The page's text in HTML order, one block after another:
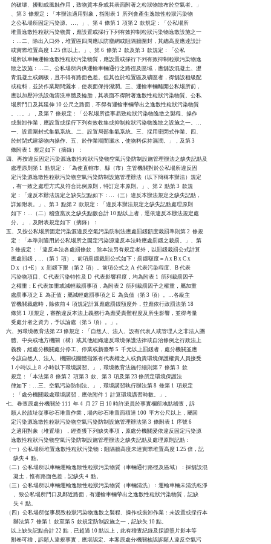
    的破壞、擾動或風蝕作用，致物質本身或其表面附著之粒狀物散布於空氣者。」
    、第 3  條規定：「本辦法適用對象，指附表 1  所列會產生逸散性粒狀污染物
    之公私場所固定污染源。…。」、第 4  條第 1  項第 2  款規定：「公私場所
    堆置逸散性粒狀污染物質，應設置或採行下列有效抑制粒狀污染物逸散設施之一
    ：…二、除出入口外，堆置區四周應以防塵網或阻隔牆圍封，其總高度應達設計
    或實際堆置高度 1.25 倍以上。」、第 6  條第 2  款及第 3  款規定：「公私
    場所以車輛運輸逸散性粒狀污染物質，應設置或採行下列有效抑制粒狀污染物逸
    散之設施：…二、公私場所內供運輸車輛通行之路徑及區域，應舖設混凝土、瀝
    青混凝土或鋼板，且不得有路面色差。但其位於堆置區及礦區者，得舖設粗級配
    或粒料，並於作業期間灑水，使表面保持濕潤。三、運輸車輛離開公私場所前，
    應以加壓沖洗設備清洗車體及輪胎，其表面不得附著逸散性粒狀污染物質。公私
    場所門口及其延伸 10 公尺之路面，不得有運輸車輛帶出之逸散性粒狀污染物質
    。…。」，及第 7  條規定：「公私場所從事易致粒狀污染物逸散之製程、操作
    或裝卸作業，應設置或採行下列有效收集或抑制粒狀污染物逸散之設施之一。…
    一、設置圍封式集氣系統。二、設置局部集氣系統。三、採用密閉式作業。四、
    於封閉式建築物內操作。五、於作業期間灑水，使物料保持濕潤。」，及第 3
    條附表 1  規定如下（摘錄）：
四、再按違反固定污染源逸散性粒狀污染物空氣污染防制設施管理辦法之缺失記點及
    處理原則第 1  點規定：「為使直轄市、縣（市）主管機關對於公私場所違反固
    定污染源逸散性粒狀污染物空氣污染防制設施管理辦法（以下簡稱本辦法）規定
    ，有一致之處理方式及符合比例原則，特訂定本原則。」、第 2  點第 3  款規
    定：「違反本辦法規定之缺失記點如下：…（三）違反本辦法規定之缺失記點，
    詳如附表。」、第 3  點第 2  款規定：「違反本辦法規定之缺失記點處理原則
    如下：…（二）稽查當次之缺失點數合計 10 點以上者，逕依違反本辦法規定處
    分。」，及附表規定如下（摘錄）：
五、又按公私場所固定污染源違反空氣污染防制法應處罰鍰額度裁罰準則第 2  條規
    定：「本準則適用於公私場所之固定污染源違反本法時應處罰鍰之裁罰。」、第
    3 條規定：「違反本法各處罰條款，除本法另有規定者外，以罰鍰裁罰公式計算
    應處罰鍰，…（第 1  項）。前項罰鍰裁罰公式如下：罰鍰額度＝A x B x C x
    D x（1+E） x  罰鍰下限（第 2  項）。前項公式之 A  代表污染程度、B 代表
    污染物項目、C 代表污染特性及 D  代表影響程度，均為附表 1  所列裁罰因子
    之權重；E 代表加重或減輕裁罰事項，為附表 2  所列裁罰因子之權重，屬加重
    處罰事項之 E  為正值；屬減輕處罰事項之 E  為負值（第 3  項）。…各級主
    管機關裁處時，除依前 4  項規定計算應處罰鍰額度外，並應依行政罰法第 18
    條第 1  項規定，審酌違反本法上義務行為應受責難程度及所生影響，並得考量
    受處分者之資力，予以論處（第 5  項）。」。
六、另環境教育法第 23 條規定：「自然人、法人、設有代表人或管理人之非法人團
    體、中央或地方機關（構）或其他組織違反環境保護法律或自治條例之行政法上
    義務，經處分機關處分停工、停業或新臺幣 5  千元以上罰鍰者，處分機關並應
    令該自然人、法人、機關或團體指派有代表權之人或負責環境保護權責人員接受
    1 小時以上 8  小時以下環境講習。」，環境教育法施行細則第 7  條第 3  款
    規定：「本法第 8  條第 2  項第 3  款、第 3  項及第 23 條所定環境保護法
    律如下：…三、空氣污染防制法。」，環境講習執行辦法第 8  條第 1  項規定
    ：「處分機關裁處環境講習，應依附件 1  計算環境講習時數。」。
七、卷查原處分機關於 111  年 4  月 27 日 10 時許派員於事實欄所地點稽查，訴
    願人於該址從事砂石堆置作業，場內砂石堆置面積達 100  平方公尺以上，屬固
    定污染源逸散性粒狀污染物空氣污染防制設施管理辦法第 3  條附表 1  序號 6
    之適用對象（堆置場），經查獲下列缺失事項，原處分機關爰依違反固定污染源
    逸散性粒狀污染物空氣污染防制設施管理辦法之缺失記點及處理原則記點：
（一）公私場所堆置逸散性粒狀污染物：阻隔牆高度未達實際堆置高度 1.25 倍，記
      缺失 4  點。
（二）公私場所以車輛運輸逸散性粒狀污染物質（車輛通行路徑及區域）：採舖設混
      凝土，惟有路面色差，記缺失 4  點。
（三）公私場所以車輛運輸逸散性粒狀污染物質（車輛清洗）：運輸車輛未清洗乾淨
      、致公私場所門口及鄰近路面，有運輸車輛帶出之逸散性粒狀污染物質，記缺
      失 4  點。
（四）公私場所從事易致粒狀污染物逸散之製程、操作或裝卸作業：未設置或採行本
      辦法第 7  條第 1  款至第 5  款規定防制設施之一，記缺失 10 點。
    以上缺失記點合計 22 點，已超過 10 點以上，此有稽查紀錄及採證照片影本等
    附卷可稽，訴願人違規事實，應堪認定。本案原處分機關核認訴願人違反空氣污